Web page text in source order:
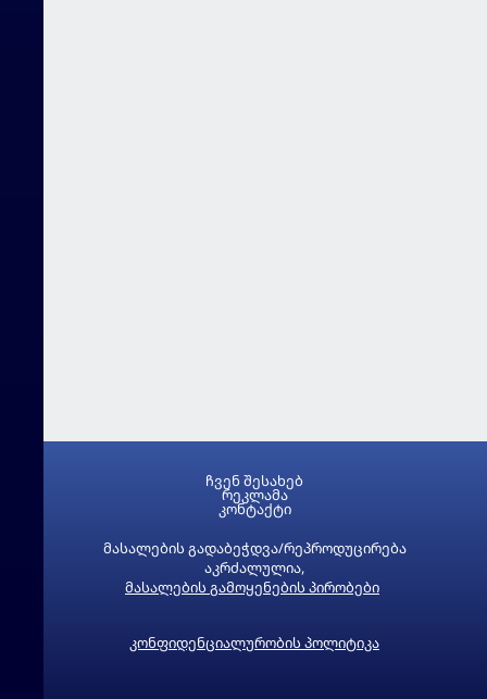
მასალების გადაბეჭდვა/რეპროდუცირება
აკრძალულია,
მასალების გამოყენების პირობები
კონფიდენციალურობის პოლიტიკა
ჩვენ შესახებ
რეკლამა
კონტაქტი